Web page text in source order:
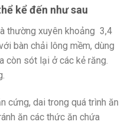
kể đến như sau
thường xuyên khoảng 3,4
bàn chải lông mềm, dùng
còn sót lại ở các kẻ răng.
cứng, dai trong quá trình ăn
ăn các thức ăn chứa